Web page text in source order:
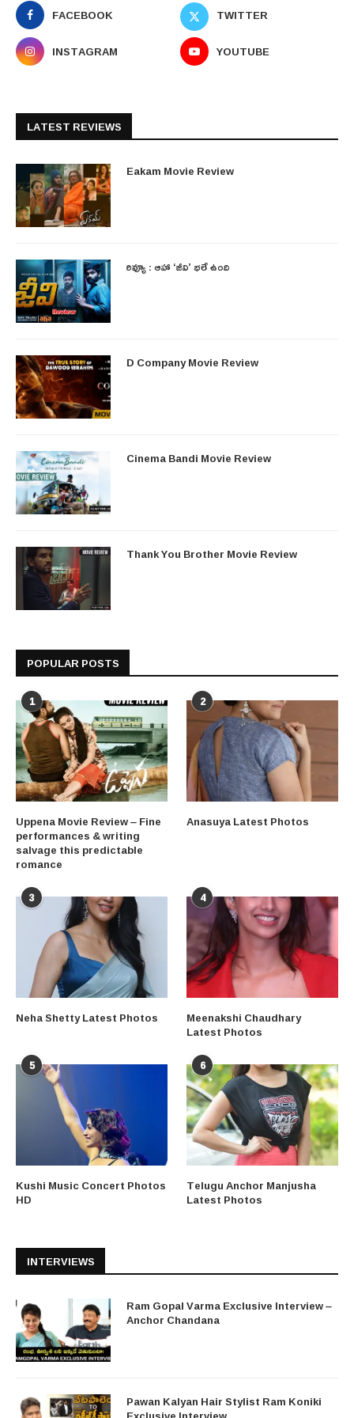
FACEBOOK
TWITTER
INSTAGRAM
YOUTUBE
LATEST REVIEWS
Eakam Movie Review
రివ్యూ : ఆహా ‘జీవి’ భలే ఉంది
D Company Movie Review
Cinema Bandi Movie Review
Thank You Brother Movie Review
POPULAR POSTS
1
Uppena Movie Review – Fine
performances & writing
salvage this predictable
romance
2
Anasuya Latest Photos
3
Neha Shetty Latest Photos
4
Meenakshi Chaudhary
Latest Photos
5
Kushi Music Concert Photos
HD
6
Telugu Anchor Manjusha
Latest Photos
INTERVIEWS
Ram Gopal Varma Exclusive Interview –
Anchor Chandana
Pawan Kalyan Hair Stylist Ram Koniki